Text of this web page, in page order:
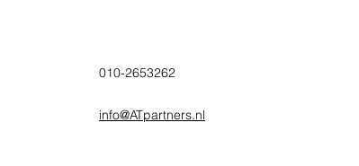
010-2653262
info@ATpartners.nl